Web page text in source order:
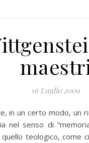
16 Luglio 2009
in un certo modo,
nel senso di
teologico,